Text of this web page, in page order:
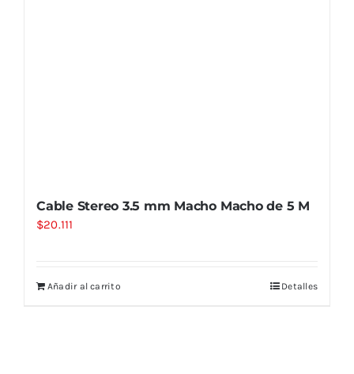
Cable Stereo 3.5 mm Macho Macho de 5 M
$20.111
Añadir al carrito Detalles